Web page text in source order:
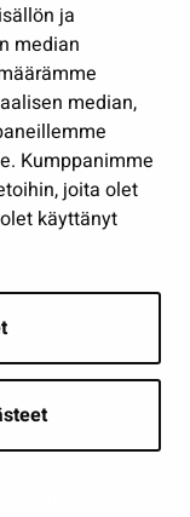
ja
median
median,
Kumppanimme
joita olet
käyttänyt
2026